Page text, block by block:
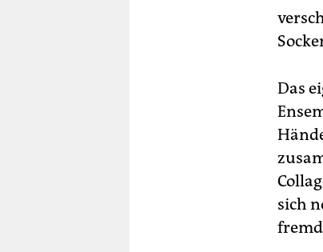
Das
sich